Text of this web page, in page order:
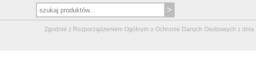
Zgodnie z Rozporządzeniem Ogólnym o Ochronie Danych Osobowych z